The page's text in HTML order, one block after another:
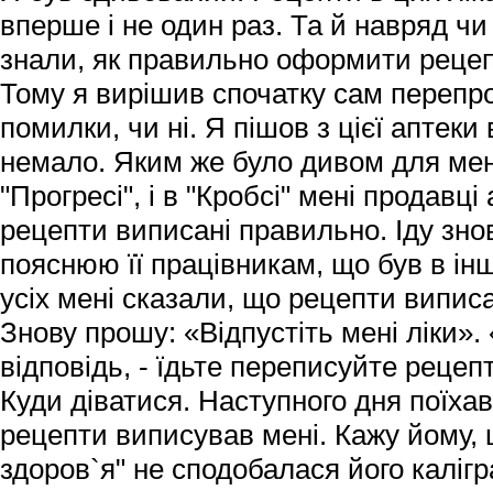
вперше і не один раз. Та й навряд
знали, як правильно оформити
Тому я вирішив спочатку сам
помилки, чи ні. Я пішов з цієї аптеки
немало. Яким же було дивом для
"Прогресі", і в "Кробсі" мені
рецепти виписані правильно. Іду
пояснюю її працівникам, що був в
усіх мені сказали, що рецепти
Знову прошу: «Відпустіть мені
відповідь, - їдьте переписуйте
Куди діватися. Наступного дня
рецепти виписував мені. Кажу
здоров`я" не сподобалася його